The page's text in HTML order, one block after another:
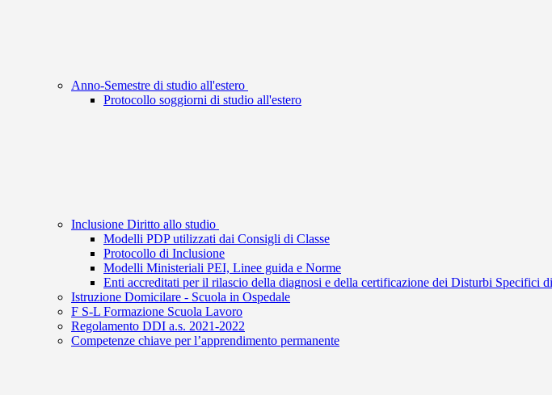
Anno-Semestre di studio all'estero
Protocollo soggiorni di studio all'estero
Inclusione Diritto allo studio
Modelli PDP utilizzati dai Consigli di Classe
Protocollo di Inclusione
Modelli Ministeriali PEI, Linee guida e Norme
Enti accreditati per il rilascio della diagnosi e della certificazione dei Disturbi Specifici
Istruzione Domicilare - Scuola in Ospedale
F S-L Formazione Scuola Lavoro
Regolamento DDI a.s. 2021-2022
Competenze chiave per l’apprendimento permanente